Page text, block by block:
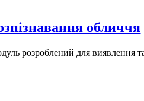
обличчя
розроблений для виявлення та